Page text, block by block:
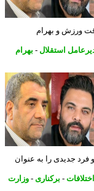
و بهرام
استقلال-بهرام
او داد و فرد جدیدی را به عنوان
-برکناری- وزارت